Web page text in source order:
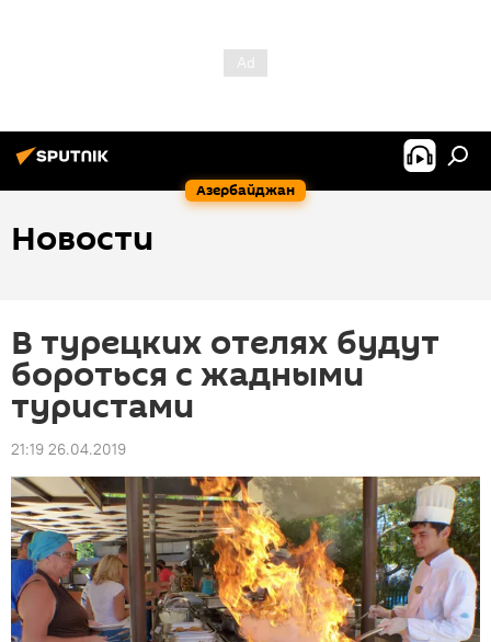
Азербайджан
Новости
В турецких отелях будут
бороться с жадными
туристами
21:19 26.04.2019